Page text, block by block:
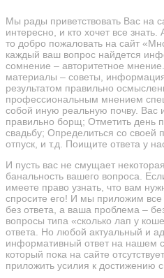
Мы рады приветствовать Вас на
интересно, и кто хочет все знать.
то добро пожаловать на сайт
каждый ваш вопрос найдется
сомнение – авторитетное
материалы – советы,
результатом правильно
профессиональным мнением
собой иную реальную почву. Вас
правильно борщ; Отметить день
свадьбу; Определиться со своей
отпуск, и т.д. Поищите ответа у
И пусть вас не смущает
банальность вашего вопроса.
имеете право узнать, что вам
спросите его! И мы приложим
без ответа, а ваша проблема –
вопросы типа «сколько лап у
ответа. Но любой актуальный и
информативный ответ на нашем
который пока на сайте
приложить усилия к достижению